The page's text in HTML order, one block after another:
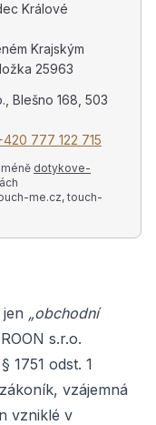
Králové
Krajským
25963
Blešno 168, 503
777 122 715
dotykove-
me.cz, touch-
„obchodní
s.r.o.
1751 odst. 1
vzájemná
vzniklé v